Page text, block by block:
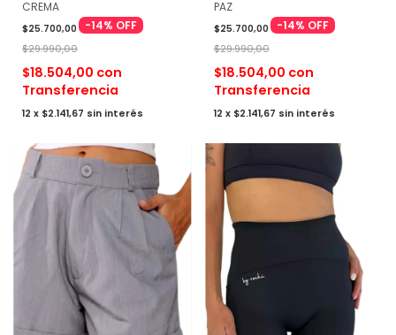
CREMA
$25.700,00 -14% OFF
$29.990,00
$18.504,00 con
Transferencia
12 x $2.141,67 sin interés
PAZ
$25.700,00 -14% OFF
$29.990,00
$18.504,00 con
Transferencia
12 x $2.141,67 sin interés